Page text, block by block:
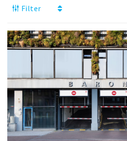
Deals
Nieuws, interviews & blogs
Drinken
Slapen
Recreatief
Winkels
Filter